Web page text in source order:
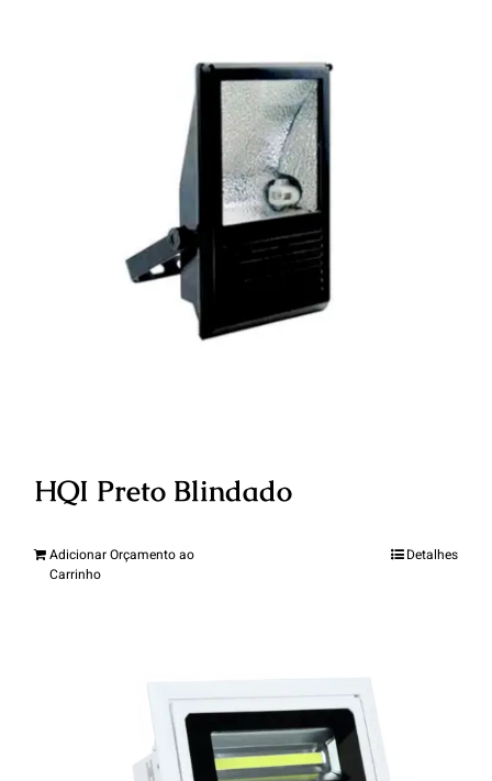
HQI Preto Blindado
Adicionar Orçamento ao
Carrinho
Detalhes